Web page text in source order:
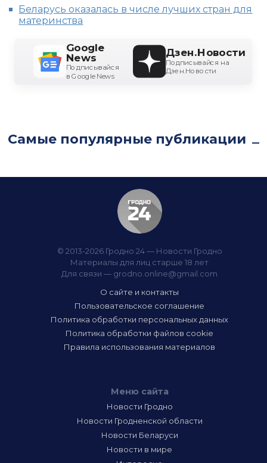
Беларусь оказалась в числе лучших стран для
материнства
Google
News
Подписывайся
в Google News
Дзен.Новости
Подписывайся на
Дзен.Новости
Самые популярные публикации
© 2013-2026 Гродно 24 — Новости Гродно
Материалы для лиц старше 18 лет
Для связи — grodno.online@gmail.com
О сайте и контакты
Пользовательское соглашение
Политика обработки персональных данных
Политика обработки файлов cookie
Правила использования материалов
Меню сайта
Новости Гродно
Новости Гродненской области
Новости Беларуси
Новости в мире